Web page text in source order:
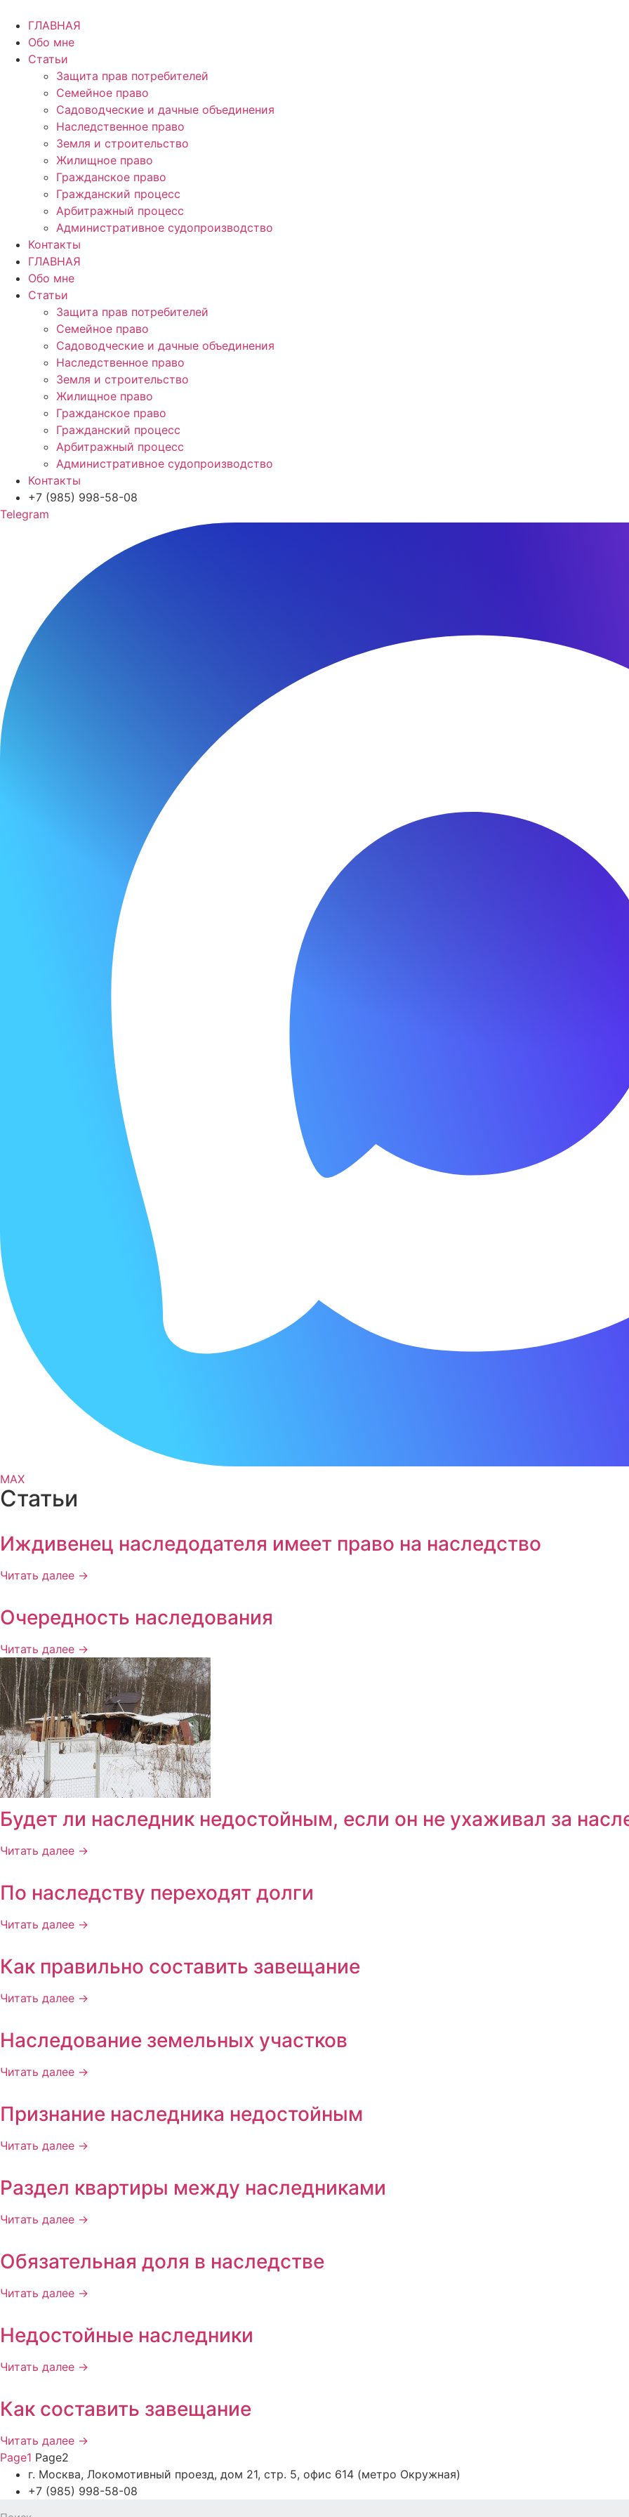
содержимому
ГЛАВНАЯ
Обо мне
Статьи
Защита прав потребителей
Семейное право
Садоводческие и дачные объединения
Наследственное право
Земля и строительство
Жилищное право
Гражданское право
Гражданский процесс
Арбитражный процесс
Административное судопроизводство
Контакты
ГЛАВНАЯ
Обо мне
Статьи
Защита прав потребителей
Семейное право
Садоводческие и дачные объединения
Наследственное право
Земля и строительство
Жилищное право
Гражданское право
Гражданский процесс
Арбитражный процесс
Административное судопроизводство
Контакты
+7 (985) 998-58-08
Telegram
MAX
Статьи
Иждивенец наследодателя имеет право на наследство
Читать далее →
Очередность наследования
Читать далее →
Будет ли наследник недостойным, если он не ухаживал за
Читать далее →
По наследству переходят долги
Читать далее →
Как правильно составить завещание
Читать далее →
Наследование земельных участков
Читать далее →
Признание наследника недостойным
Читать далее →
Раздел квартиры между наследниками
Читать далее →
Обязательная доля в наследстве
Читать далее →
Недостойные наследники
Читать далее →
Как составить завещание
Читать далее →
Page1 Page2
г. Москва, Локомотивный проезд, дом 21, стр. 5, офис 614 (метро Окружная)
+7 (985) 998-58-08